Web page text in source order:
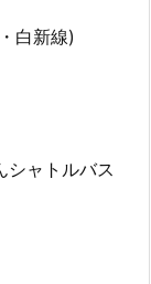
白新線)
ャトルバス